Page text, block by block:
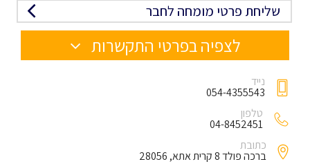
שליחת פרטי מומחה לחבר
לצפיה בפרטי התקשרות
נייד
054-4355543
טלפון
04-8452451
כתובת
ברכה פולד 8 קרית אתא, 28056